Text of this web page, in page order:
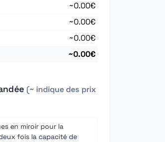
~0.00€
~0.00€
~0.00€
~0.00€
(~ indique des prix
en miroir pour la
fois la capacité de